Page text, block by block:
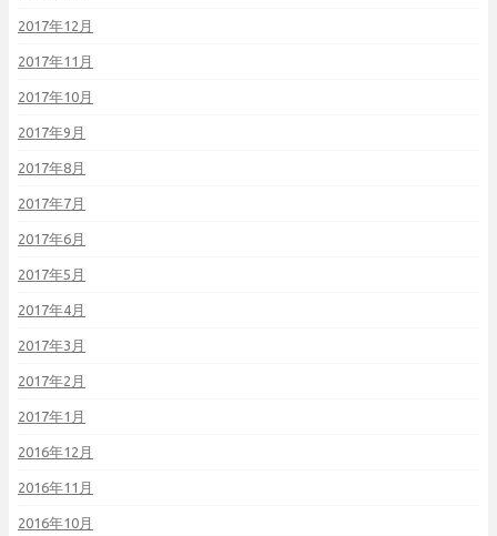
2017年12月
2017年11月
2017年10月
2017年9月
2017年8月
2017年7月
2017年6月
2017年5月
2017年4月
2017年3月
2017年2月
2017年1月
2016年12月
2016年11月
2016年10月